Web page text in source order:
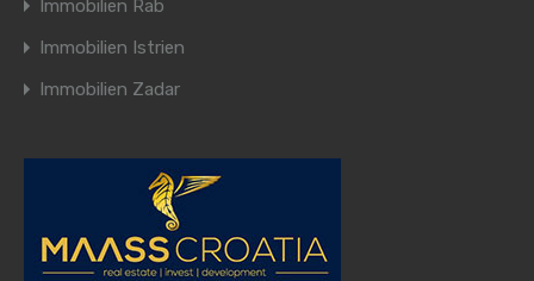
Immobilien Rab
Immobilien Istrien
Immobilien Zadar